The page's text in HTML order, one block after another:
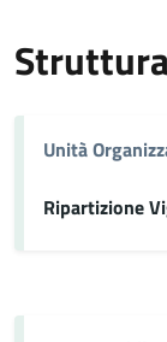
Unità
Ripartizione